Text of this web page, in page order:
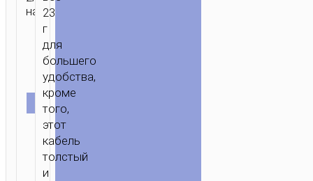
напряжение.
ЦВЕТ
23
г
для
большего
удобства,
кроме
того,
этот
кабель
толстый
и